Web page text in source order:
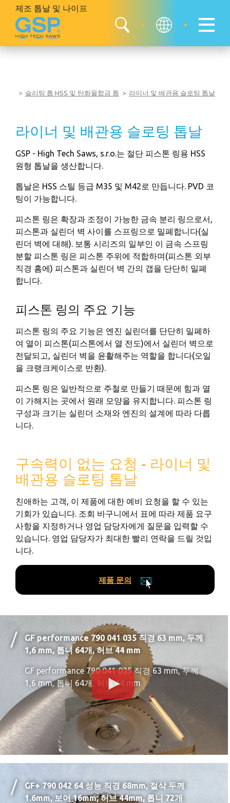
제조 톱날 및 나이프
슬리팅 톱 HSS 및 탄화물합금 톱 라이너 및 배관용 슬로팅 톱날
라이너 및 배관용 슬로팅 톱날
GSP - High Tech Saws, s.r.o.는 절단 피스톤 링용 HSS
원형 톱날을 생산합니다.
톱날은 HSS 스틸 등급 M35 및 M42로 만듭니다. PVD 코
팅이 가능합니다.
피스톤 링은 확장과 조정이 가능한 금속 분리 링으로서,
피스톤과 실린더 벽 사이를 스프링으로 밀폐합니다(실
린더 벽에 대해). 보통 시리즈의 일부인 이 금속 스프링
분할 피스톤 링은 피스톤 주위에 적합하며(피스톤 외부
직경 홈에) 피스톤과 실린더 벽 간의 갭을 단단히 밀폐
합니다.
피스톤 링의 주요 기능
피스톤 링의 주요 기능은 엔진 실린더를 단단히 밀폐하
여 열이 피스톤(피스톤에서 열 전도)에서 실린더 벽으로
전달되고, 실린더 벽을 윤활해주는 역할을 합니다(오일
을 크랭크케이스로 반환).
피스톤 링은 일반적으로 주철로 만들기 때문에 힘과 열
이 가해지는 곳에서 원래 모양을 유지합니다. 피스톤 링
구성과 크기는 실린더 소재와 엔진의 설계에 따라 다릅
니다.
구속력이 없는 요청 - 라이너 및
배관용 슬로팅 톱날
친애하는 고객, 이 제품에 대한 예비 요청을 할 수 있는
기회가 있습니다. 조회 바구니에서 표에 따라 제품 요구
사항을 지정하거나 영업 담당자에게 질문을 입력할 수
있습니다. 영업 담당자가 최대한 빨리 연락을 드릴 것입
니다.
제품 문의
GF performance 790 041 035 직경 63 mm, 두께
1,6 mm, 톱니 64개, 허브 44 mm
GF performance 790 041 035 직경 63 mm, 두께
1,6 mm, 톱니 64개, 허브 44 mm
GF+ 790 042 64 성능 직경 68mm, 절삭 두께
1.6mm, 보어 16mm, 허브 44mm, 톱니 72개